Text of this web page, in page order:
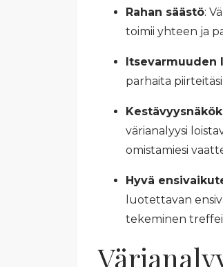
Rahan säästö:
toimii yhteen ja
Itsevarmuuden
parhaita
värianalyysi
omistamiesi
Hyvä
luotettavan
tekeminen